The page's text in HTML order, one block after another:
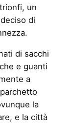
un
di
di sacchi
e guanti
a
la
e la città